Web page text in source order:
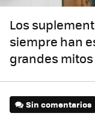
Los
siempre han
grandes
Sin comentarios